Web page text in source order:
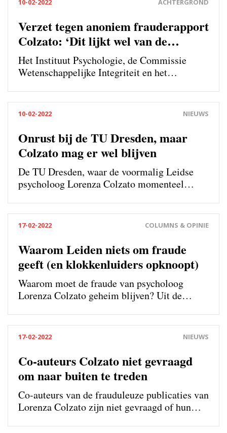
Steen, en nu voelen de klokkenluiders zich
vergeten.
10-02-2022 ACHTERGROND
Verzet tegen anoniem frauderapport
Colzato: ‘Dit lijkt wel van de
geheime dienst’
Het Instituut Psychologie, de Commissie
Wetenschappelijke Integriteit en het
verzetten zich tegen het anonimiseren van de
publicaties waarin de Leidse psycholoog
Lorenza Colzato fraudeerde. ‘Dit hindert de
hele wetenschappelijke gemeenschap.’
10-02-2022 NIEUWS
Onrust bij de TU Dresden, maar
Colzato mag er wel blijven
De TU Dresden, waar de voormalig Leidse
psycholoog Lorenza Colzato momenteel
fraudeonderzoek geen actie tegen haar.
Medewerkers reageren ‘geschokt’.
17-02-2022 COLUMNS & OPINIE
Waarom Leiden niets om fraude
geeft (en klokkenluiders opknoopt)
Waarom moet de fraude van psycholoog
Lorenza Colzato geheim blijven? Uit de
werkelijk denkt over de aanpak van
wangedrag, het opschonen van de wetenschap
en de positie van klokkenluiders. Het boeit ze
niets.
17-02-2022 NIEUWS
Co-auteurs Colzato niet gevraagd
om naar buiten te treden
Co-auteurs van de frauduleuze publicaties van
Lorenza Colzato zijn niet gevraagd of hun